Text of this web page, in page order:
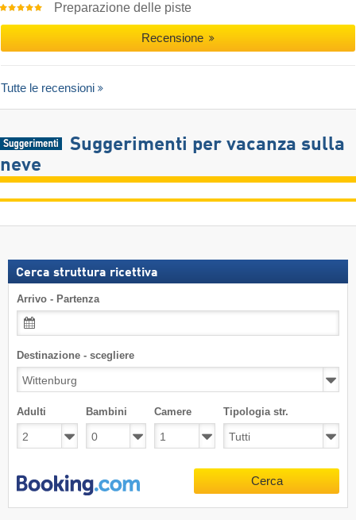
Preparazione delle piste
Recensione
Tutte le recensioni
Suggerimenti per vacanza sulla
neve
Cerca struttura ricettiva
Arrivo - Partenza
Destinazione - scegliere
Adulti Bambini Camere Tipologia str.
Cerca